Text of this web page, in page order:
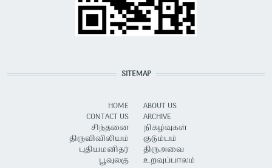
SITEMAP
HOME
CONTACT US
சிந்தனை
திருவிவிலியம்
புதியமனிதர்
பூவுலகு
ABOUT US
ARCHIVE
நிகழ்வுகள்
குடும்பம்
திருஅவை
உறவுப்பாலம்